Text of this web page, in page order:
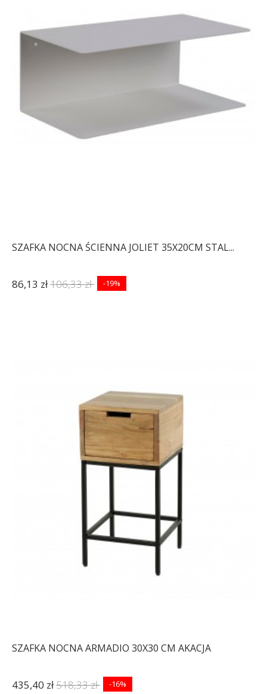
SZAFKA NOCNA ŚCIENNA JOLIET 35X20CM STAL...
86,13 zł106,33 zł -19%
SZAFKA NOCNA ARMADIO 30X30 CM AKACJA
435,40 zł518,33 zł -16%